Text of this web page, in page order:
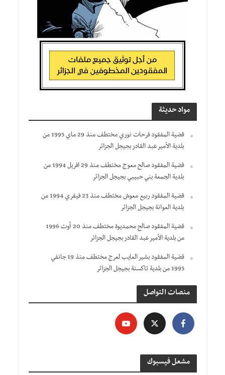
مواد حديثة
قضية المفقود فرحات نوري مختطف منذ 29 ماي 1995 من
بلدية الأمير عبد القادر بجيجل الجزائر
قضية المفقود صالح معوج مختطف منذ 29 افريل 1994 من
بلدية الجمعة بني حبيبي بجيجل الجزائر
قضية المفقود ربيع معوش مختطف منذ 23 فيفري 1994 من
بلدية العوانة بجيجل الجزائر
قضية المفقود صالح محمديوة مختطف منذ 20 أوت 1996
من بلدية الأمير عبد القادر بجيجل الجزائر
قضية المفقود بشير العايب لعرج مختطف منذ 19 جانفي
1995 من بلدية تاكسنة بجيجل الجزائر
منصات التواصل
مشعل فيسبوك